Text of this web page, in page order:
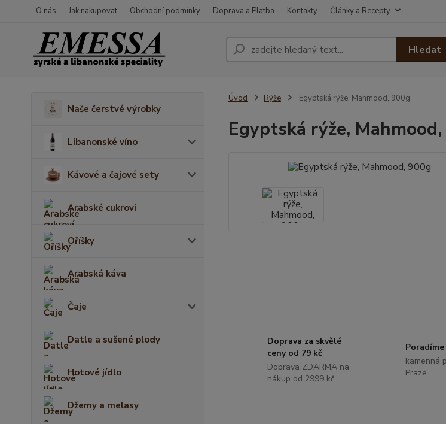
O nás Jak nakupovat Obchodní podmínky Doprava a Platba Kontakty Články a Recepty
Hledat
Naše čerstvé výrobky
Libanonské víno
Kávové a čajové sety
Arabské cukroví
Oříšky
Arabská káva
Čaje
Datle a sušené plody
Hotové jídlo
Džemy a melasy
Úvod Rýže Egyptská rýže, Mahmood, 900g
Egyptská rýže,
Doprava za skvělé
ceny od 79 kč
Doprava ZDARMA na
nákup od 2999 kč
kamenná
Praze